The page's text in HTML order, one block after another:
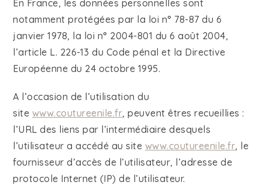
En France, les données personnelles sont
notamment protégées par la loi n° 78-87 du 6
janvier 1978, la loi n° 2004-801 du 6 août 2004,
l’article L. 226-13 du Code pénal et la Directive
Européenne du 24 octobre 1995.
A l’occasion de l’utilisation du
site www.coutureenile.fr, peuvent êtres recueillies :
l’URL des liens par l’intermédiaire desquels
l’utilisateur a accédé au site www.coutureenile.fr, le
fournisseur d’accès de l’utilisateur, l’adresse de
protocole Internet (IP) de l’utilisateur.